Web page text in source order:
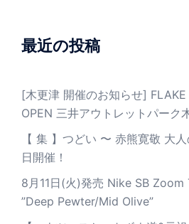
最近の投稿
[木更津 開催のお知らせ]
OPEN 三井アウトレットパーク
【 集 】つどい 〜 赤熊寛敬 大
日開催！
8月11日(火)発売 Nike SB Zoom
”Deep Pewter/Mid Olive”